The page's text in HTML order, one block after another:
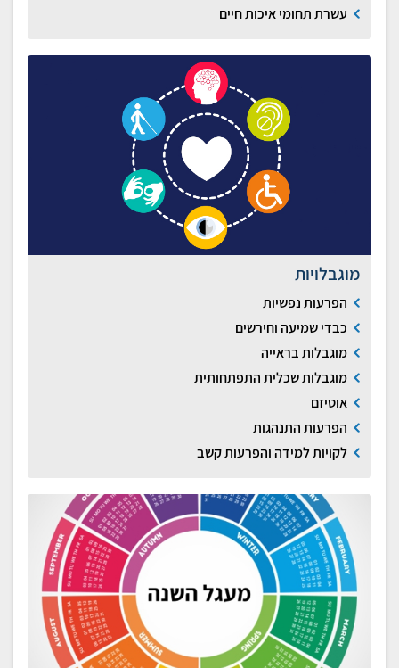
עשרת תחומי איכות חיים
מוגבלויות
הפרעות נפשיות
כבדי שמיעה וחירשים
מוגבלות בראייה
מוגבלות שכלית התפתחותית
אוטיזם
הפרעות התנהגות
לקויות למידה והפרעות קשב